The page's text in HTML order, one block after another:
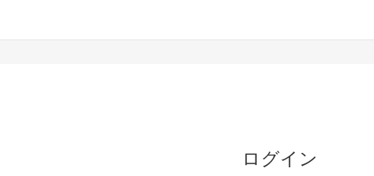
ログイン